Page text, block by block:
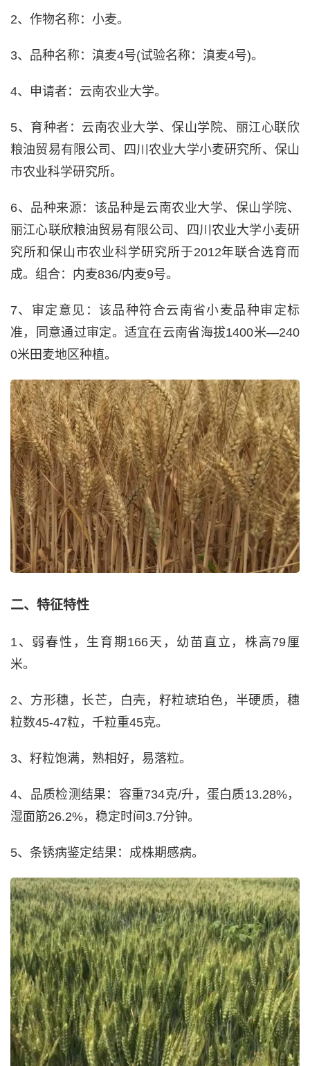
2、作物名称：小麦。
3、品种名称：滇麦4号(试验名称：滇麦4号)。
4、申请者：云南农业大学。
5、育种者：云南农业大学、保山学院、丽江心联欣
粮油贸易有限公司、四川农业大学小麦研究所、保山
市农业科学研究所。
6、品种来源：该品种是云南农业大学、保山学院、
丽江心联欣粮油贸易有限公司、四川农业大学小麦研
究所和保山市农业科学研究所于2012年联合选育而
成。组合：内麦836/内麦9号。
7、审定意见：该品种符合云南省小麦品种审定标
准，同意通过审定。适宜在云南省海拔1400米—240
0米田麦地区种植。
二、特征特性
1、弱春性，生育期166天，幼苗直立，株高79厘
米。
2、方形穗，长芒，白壳，籽粒琥珀色，半硬质，穗
粒数45-47粒，千粒重45克。
3、籽粒饱满，熟相好，易落粒。
4、品质检测结果：容重734克/升，蛋白质13.28%，
湿面筋26.2%，稳定时间3.7分钟。
5、条锈病鉴定结果：成株期感病。